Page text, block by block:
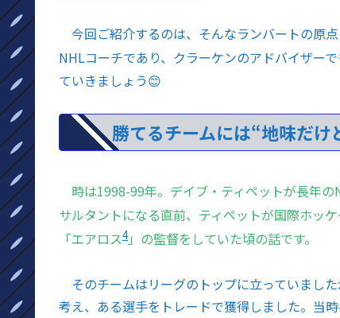
今回ご紹介するのは、そんなランバートの原
NHLコーチであり、クラーケンのアドバイザー
ていきましょう😊
勝てるチームには“地味だ
時は1998-99年。デイブ・ティペットが長年
サルタントになる直前、ティペットが国際ホッケ
「エアロス4」の監督をしていた頃の話です。
そのチームはリーグのトップに立っていまし
考え、ある選手をトレードで獲得しました。当